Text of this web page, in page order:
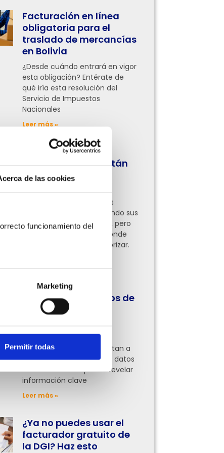
de las cookies
funcionamiento del
Marketing
Permitir todas
Facturación en línea
obligatoria para el
traslado de mercancías
en Bolivia
¿Desde cuándo entrará en vigor
esta obligación? Entérate de
qué iría esta resolución del
Servicio de Impuestos
Nacionales
Leer más »
¿Qué procesos
administrativos están
digitalizando las
Ahora empresas de todas
partes ya están digitalizando sus
procesos administrativos, pero
pocas tienen claro por dónde
empezar o qué áreas priorizar.
Leer más »
Cómo usar los datos de
tus facturas para
negocio
Muchas empresas se limitan a
facturar, pero analizar los datos
de esas facturas puede revelar
información clave
Leer más »
¿Ya no puedes usar el
facturador gratuito de
la DGI? Haz esto